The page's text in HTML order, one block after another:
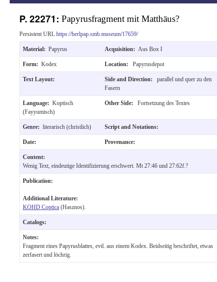
P. 22271: Papyrusfragment mit Matthäus?
Persistent URL https://berlpap.smb.museum/17659/
Material: Papyrus Acquisition: Aus Box I
Form: Kodex Location: Papyrusdepot
Text Layout: Side and Direction:
parallel und quer zu den
Fasern
Language: Koptisch
(Fayyumisch)
Other Side: Fortsetzung des Textes
Genre: literarisch (christlich) Script and Notations:
Date: Provenance:
Content:
Wenig Text, eindeutige Identifizierung erschwert. Mt 27:46 und 27:62f.?
Publication:
Additional Literature:
KOHD Coptica (Hasznos).
Catalogs:
Notes:
Fragment eines Papyrusblattes, evtl. aus einem Kodex. Beidseitig beschriftet, etwas
zerfasert und löchrig.